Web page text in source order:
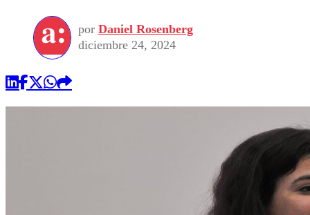
por Daniel Rosenberg
diciembre 24, 2024